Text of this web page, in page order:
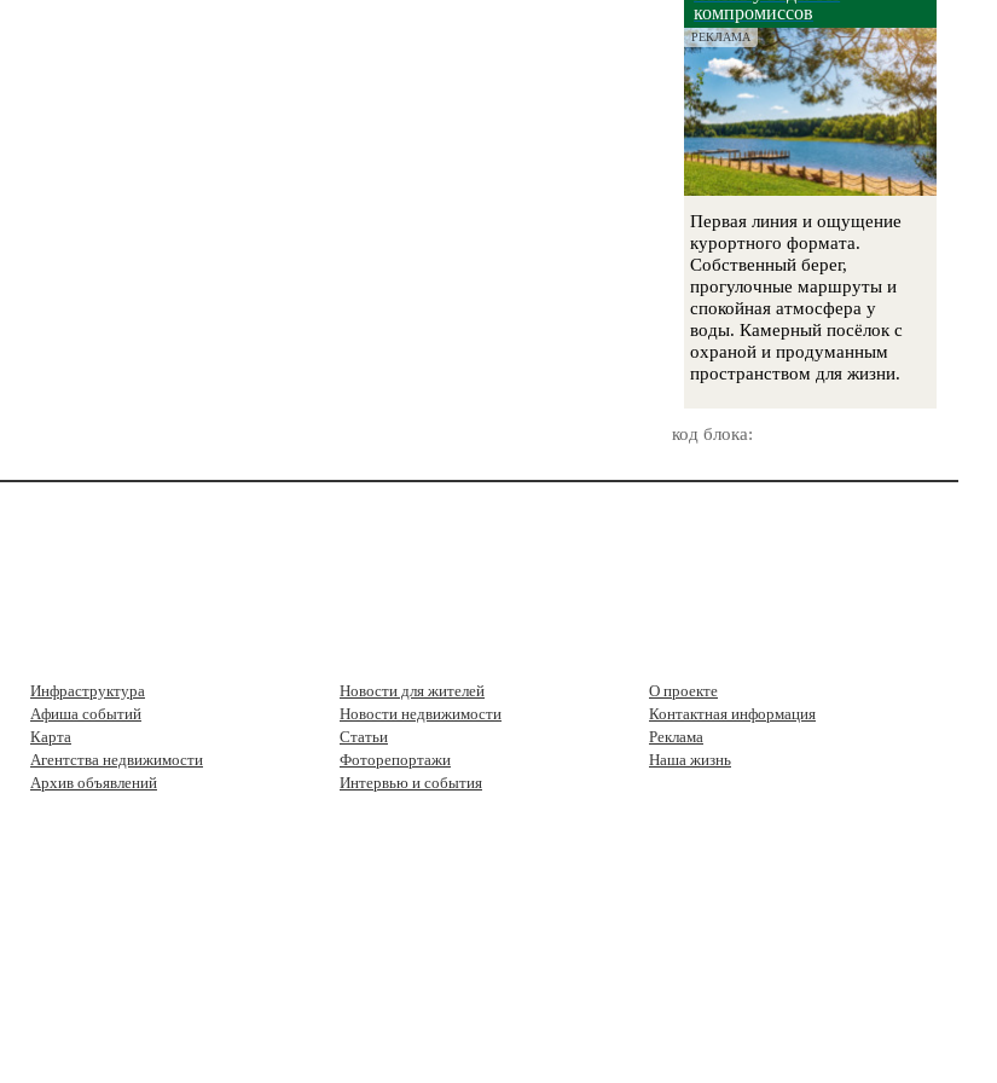
компромиссов
РЕКЛАМА
Первая линия и ощущение
курортного формата.
Собственный берег,
прогулочные маршруты и
спокойная атмосфера у
воды. Камерный посёлок с
охраной и продуманным
пространством для жизни.
код блока:
Инфраструктура
Афиша событий
Карта
Агентства недвижимости
Архив объявлений
Новости для жителей
Новости недвижимости
Статьи
Фоторепортажи
Интервью и события
О проекте
Контактная информация
Реклама
Наша жизнь